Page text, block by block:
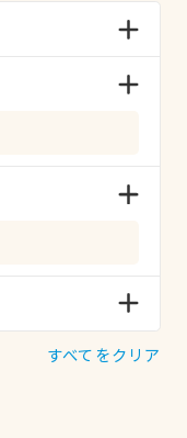
すべてをクリア